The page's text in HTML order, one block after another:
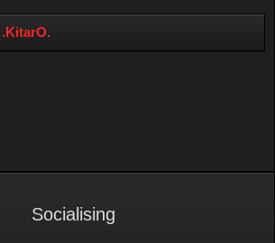
.KitarO.
Socialising